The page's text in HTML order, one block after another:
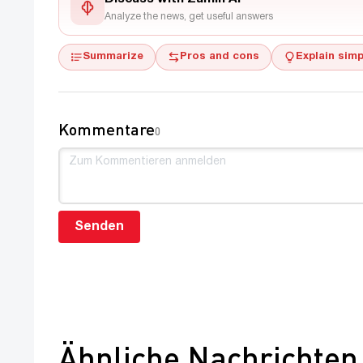
Analyze the news, get useful answers
Summarize Pros and cons Explain
Kommentare0
Senden